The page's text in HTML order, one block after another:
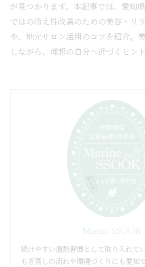
が見つかります。本記事では、愛知
ではの冷え性改善のための美容・リ
や、地元サロン活用のコツを紹介。
しながら、理想の自分へ近づくヒン
Marine SSOOK
続けやすい温熱習慣として取り入れて
もぎ蒸しの流れや環境づくりにも愛知